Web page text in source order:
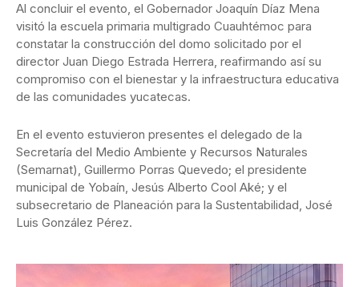
Al concluir el evento, el Gobernador Joaquín Díaz Mena
visitó la escuela primaria multigrado Cuauhtémoc para
constatar la construcción del domo solicitado por el
director Juan Diego Estrada Herrera, reafirmando así su
compromiso con el bienestar y la infraestructura educativa
de las comunidades yucatecas.
En el evento estuvieron presentes el delegado de la
Secretaría del Medio Ambiente y Recursos Naturales
(Semarnat), Guillermo Porras Quevedo; el presidente
municipal de Yobaín, Jesús Alberto Cool Aké; y el
subsecretario de Planeación para la Sustentabilidad, José
Luis González Pérez.